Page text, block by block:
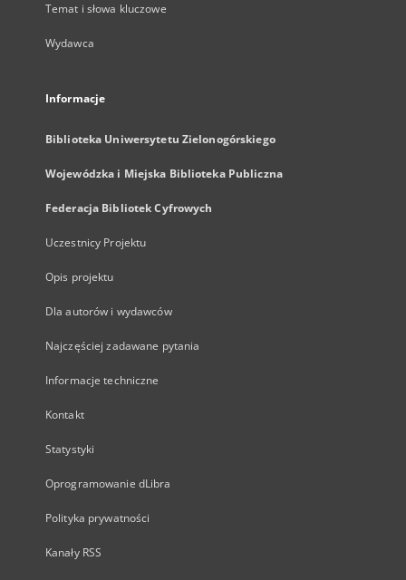
Temat i słowa kluczowe
Wydawca
Informacje
Biblioteka Uniwersytetu Zielonogórskiego
Wojewódzka i Miejska Biblioteka Publiczna
Federacja Bibliotek Cyfrowych
Uczestnicy Projektu
Opis projektu
Dla autorów i wydawców
Najczęściej zadawane pytania
Informacje techniczne
Kontakt
Statystyki
Oprogramowanie dLibra
Polityka prywatności
Kanały RSS